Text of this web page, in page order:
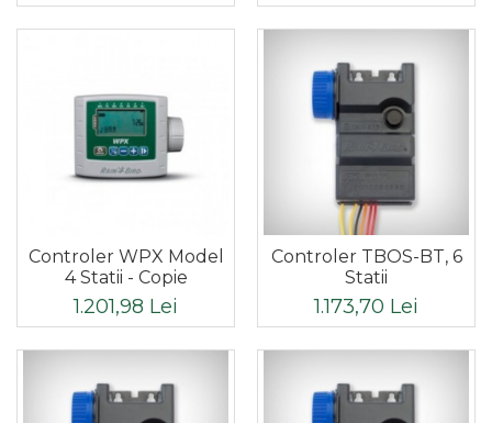
Controler WPX Model
4 Statii - Copie
1.201,98 Lei
Controler TBOS-BT, 6
Statii
1.173,70 Lei